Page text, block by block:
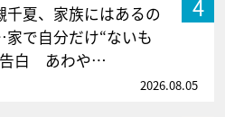
4
千夏、家族にはあるの
で自分だけ“ないも
告白 あわや…
2026.08.05